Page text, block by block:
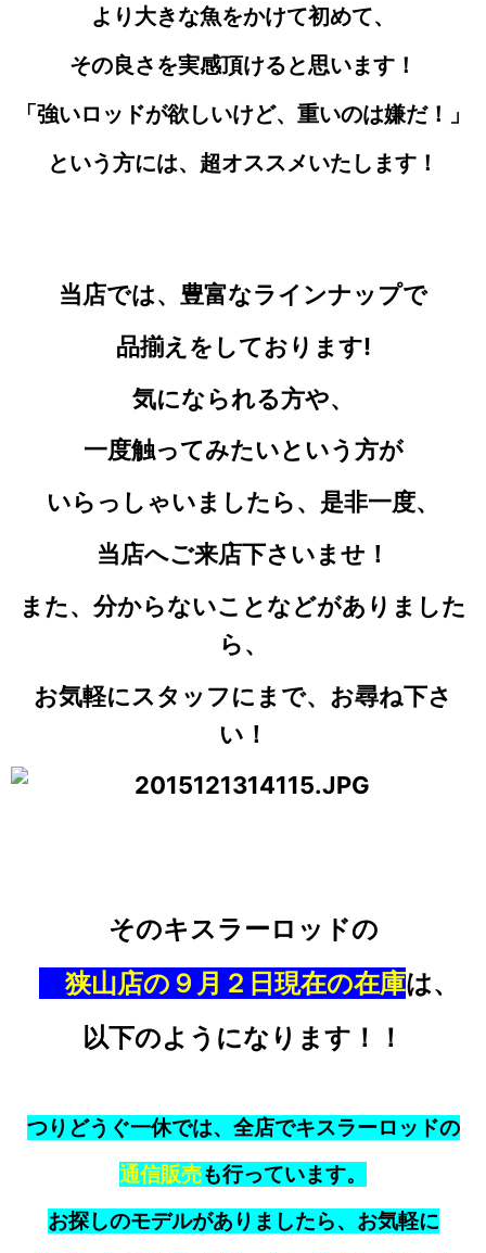
より大きな魚をかけて初めて、
その良さを実感頂けると思います！
「強いロッドが欲しいけど、重いのは嫌だ！」
という方には、超オススメいたします！
当店では、豊富なラインナップで
品揃えをしております!
気になられる方や、
一度触ってみたいという方が
いらっしゃいましたら、是非一度、
当店へご来店下さいませ！
また、分からないことなどがありました
ら、
お気軽にスタッフにまで、お尋ね下さ
い！
そのキスラーロッドの
狭山店の９月２日現在の在庫は、
以下のようになります！！
つりどうぐ一休では、全店でキスラーロッドの
通信販売も行っています。
お探しのモデルがありましたら、お気軽に